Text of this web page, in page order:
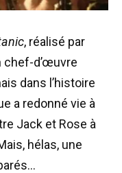
, réalisé par
chef-d’œuvre
dans l’histoire
a redonné vie à
Jack et Rose à
hélas, une